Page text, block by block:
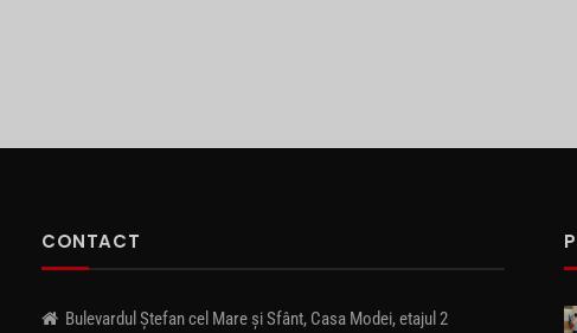
CONTACT
Bulevardul Ștefan cel Mare și Sfânt, Casa Modei, etajul 2